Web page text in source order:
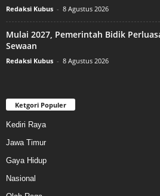
Redaksi Kubus - 8 Agustus 2026
Mulai 2027, Pemerintah Bidik
Sewaan
Redaksi Kubus - 8 Agustus 2026
Ketgori Populer
Kediri Raya
Jawa Timur
Gaya Hidup
Nasional